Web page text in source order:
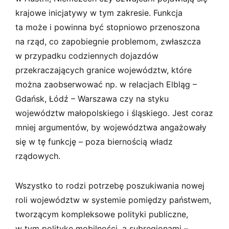
krajowe inicjatywy w tym zakresie. Funkcja
ta może i powinna być stopniowo przenoszona
na rząd, co zapobiegnie problemom, zwłaszcza
w przypadku codziennych dojazdów
przekraczających granice województw, które
można zaobserwować np. w relacjach Elbląg –
Gdańsk, Łódź – Warszawa czy na styku
województw małopolskiego i śląskiego. Jest coraz
mniej argumentów, by województwa angażowały
się w tę funkcję – poza biernością władz
rządowych.
Wszystko to rodzi potrzebę poszukiwania nowej
roli województw w systemie pomiędzy państwem,
tworzącym kompleksowe polityki publiczne,